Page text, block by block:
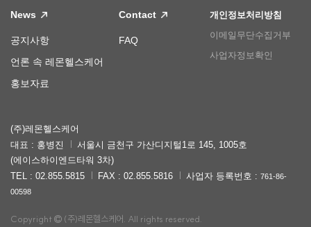
News
공지사항
언론 속 레몬헬스케어
홍보자료
Contact
FAQ
개인정보처리방침
이메일무단수집거부
사업자정보확인
(주)레몬헬스케어
대표 : 홍병진
서울시 금천구 가산디지털1로 145, 1005호
(에이스하이엔드타워 3차)
TEL : 02.855.5815
FAX : 02.855.5816 사업자 등록번호 : 761-86-
00598
Copyright (주)레몬헬스케어. All rights reserved.